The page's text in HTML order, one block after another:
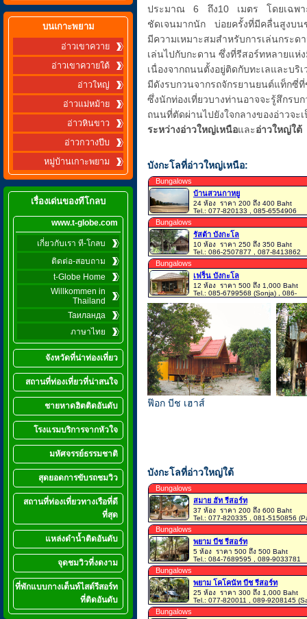
บนเกาะพยาม
อ่าวเขาควาย
อ่าวเขาควายใต้
อ่าวใหญ่
อ่าวแม่หม้าย
อ่าวหินขาว
อ่าวกวางปีบ
หมู่บ้านเกาะพยาม
เรื่องเด่นของทีโกลบ
www.t-globe.com
เกี่ยวกับเรา ที-โกลบ
ติดต่อ-สอบถาม
t-Globe Home
Willkommen in
Thailand
Таиланда
ภาษาไทย
จังหวัดที่น่าท่องเที่ยว
สถานที่ท่องเที่ยวที่น่าสนใจ
ชายหาดฮิตติดอันดับ
โรงแรมบริการจากหัวใจ
มหัศจรรย์ธรรมชาติ
สุดยอดการขับรถชมวิว
สถานที่ท่องเที่ยวทางเรือที่ดี
ที่สุด
แหล่งดำน้ำติดอันดับ
จุดชมวิวที่งดงาม
ที่พักแบบกางเต็นท์ไสต์รีสอร์ท
ที่ติดอันดับ
ประมาณ 6 ถึง10 เมตร โดยเฉพา
ชัดเจนมากนัก บ่อยครั้งที่มีคลื่นสูงบน
มีความเหมาะสมสำหรับการเล่นกระด
เล่นไปกับกะดาน ซึ่งที่รีสอร์ทหลายแห่
เนื่องจากถนนตั้งอยู่ติดกับทะเลและบ
มีดังรบกวนจากรถจักรยานยนต์แท็กซี่
ซึ่งนักท่องเที่ยวบางท่านอาจจะรู้สึกรบ
ถนนที่ตัดผ่านไปยังใจกลางของอ่าวจะ
ระหว่างอ่าวใหญ่เหนือและอ่าวใหญ่ใต้
บังกะโลที่อ่าวใหญ่เหนือ:
Bungalows
บ้านสวนกาหยู
24 ห้อง ราคา 200 ถึง 400 Baht
Tel.: 077-820133 , 085-6554906
Bungalows
รัสต้า บังกะโล
10 ห้อง ราคา 250 ถึง 350 Baht
Tel.: 086-2507877 , 087-8413862
Bungalows
เฟร็น บังกะโล
12 ห้อง ราคา 500 ถึง 1,000 Baht
Tel.: 085-6799568 (Sonja) , 086-
ฟ๊อก บีช เฮาส์
บังกะโลที่อ่าวใหญ่ใต้
Bungalows
สมาย ฮัท รีสอร์ท
37 ห้อง ราคา 200 ถึง 600 Baht
Tel.: 077-820335 , 081-5150856
Bungalows
พยาม บีช รีสอร์ท
5 ห้อง ราคา 500 ถึง 500 Baht
Tel.: 084-7689595 , 089-9033781
Bungalows
พยาม โคโคนัท บีช รีสอร์ท
25 ห้อง ราคา 300 ถึง 1,000 Baht
Tel.: 077-820011 , 089-9208145
Bungalows